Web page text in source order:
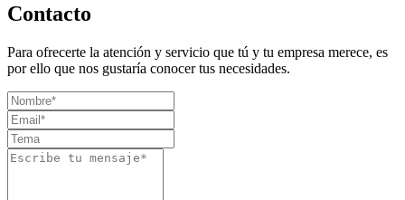
Contacto
Para ofrecerte la atención y servicio que tú y tu empresa merece, es
por ello que nos gustaría conocer tus necesidades.